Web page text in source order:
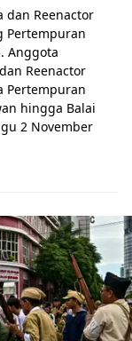
dan Reenactor
Pertempuran
Anggota
Reenactor
Pertempuran
hingga Balai
2 November